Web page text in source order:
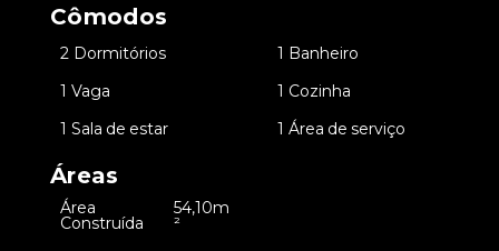
Cômodos
2 Dormitórios
1 Banheiro
1 Vaga
1 Cozinha
1 Sala de estar 1 Área de serviço
Áreas
Área
Construída
54,10m
²